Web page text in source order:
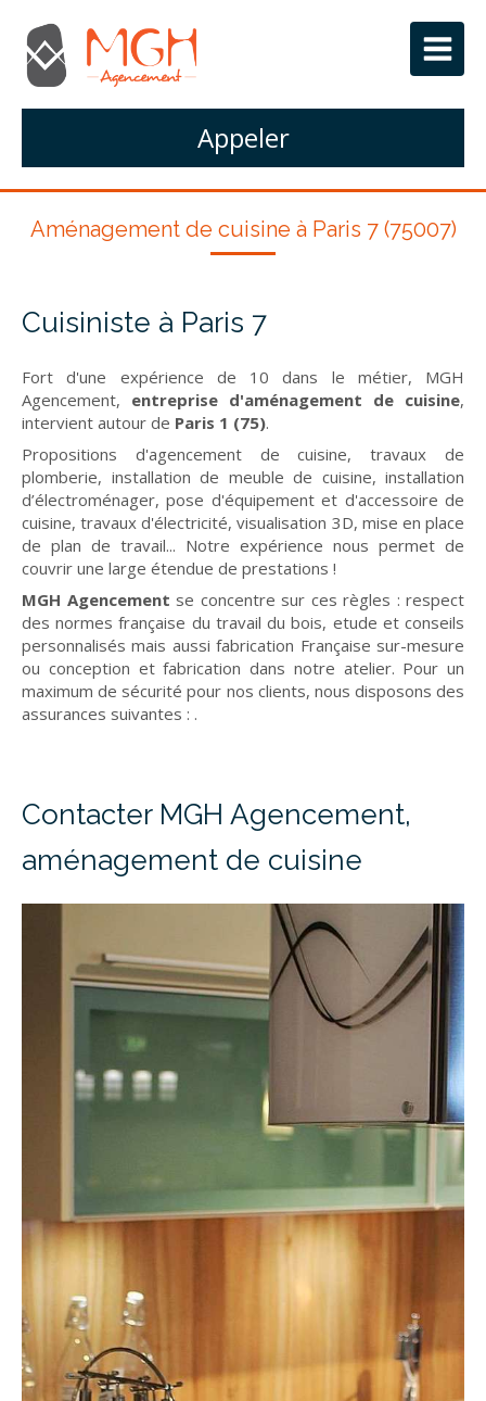
Appeler
Aménagement de cuisine à Paris 7 (75007)
Cuisiniste à Paris 7
Fort d'une expérience de 10 dans le métier, MGH
Agencement, entreprise d'aménagement de cuisine,
intervient autour de Paris 1 (75).
Propositions d'agencement de cuisine, travaux de
plomberie, installation de meuble de cuisine, installation
d’électroménager, pose d'équipement et d'accessoire de
cuisine, travaux d'électricité, visualisation 3D, mise en place
de plan de travail... Notre expérience nous permet de
couvrir une large étendue de prestations !
MGH Agencement se concentre sur ces règles : respect
des normes française du travail du bois, etude et conseils
personnalisés mais aussi fabrication Française sur-mesure
ou conception et fabrication dans notre atelier. Pour un
maximum de sécurité pour nos clients, nous disposons des
assurances suivantes : .
Contacter MGH Agencement,
aménagement de cuisine